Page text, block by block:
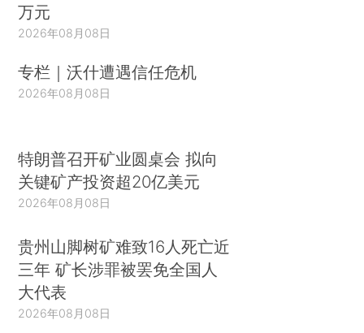
万元
2026年08月08日
专栏｜沃什遭遇信任危机
2026年08月08日
特朗普召开矿业圆桌会 拟向
关键矿产投资超20亿美元
2026年08月08日
贵州山脚树矿难致16人死亡近
三年 矿长涉罪被罢免全国人
大代表
2026年08月08日